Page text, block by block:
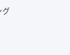
グ